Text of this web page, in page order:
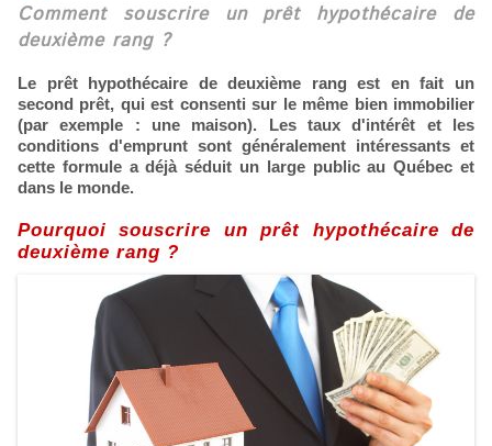
Comment souscrire un prêt hypothécaire de
deuxième rang ?
Le prêt hypothécaire de deuxième rang est en fait un
second prêt, qui est consenti sur le même bien immobilier
(par exemple : une maison). Les taux d'intérêt et les
conditions d'emprunt sont généralement intéressants et
cette formule a déjà séduit un large public au Québec et
dans le monde.
Pourquoi souscrire un prêt hypothécaire de
deuxième rang ?